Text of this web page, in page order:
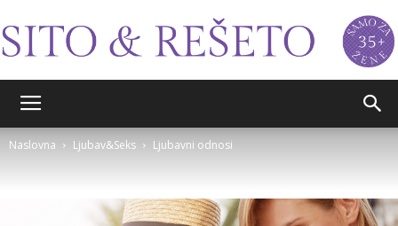
Naslovna Ljubav&Seks Ljubavni odnosi